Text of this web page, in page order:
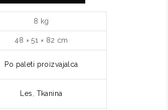
8 kg
48 × 51 × 82 cm
Po paleti proizvajalca
Les Tkanina